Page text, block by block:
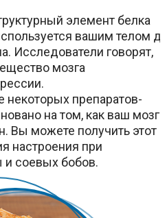
элемент белка
вашим телом
Исследователи говорят,
мозга
некоторых препаратов-
на том, как ваш мозг
Вы можете получить этот
настроения при
и соевых бобов.